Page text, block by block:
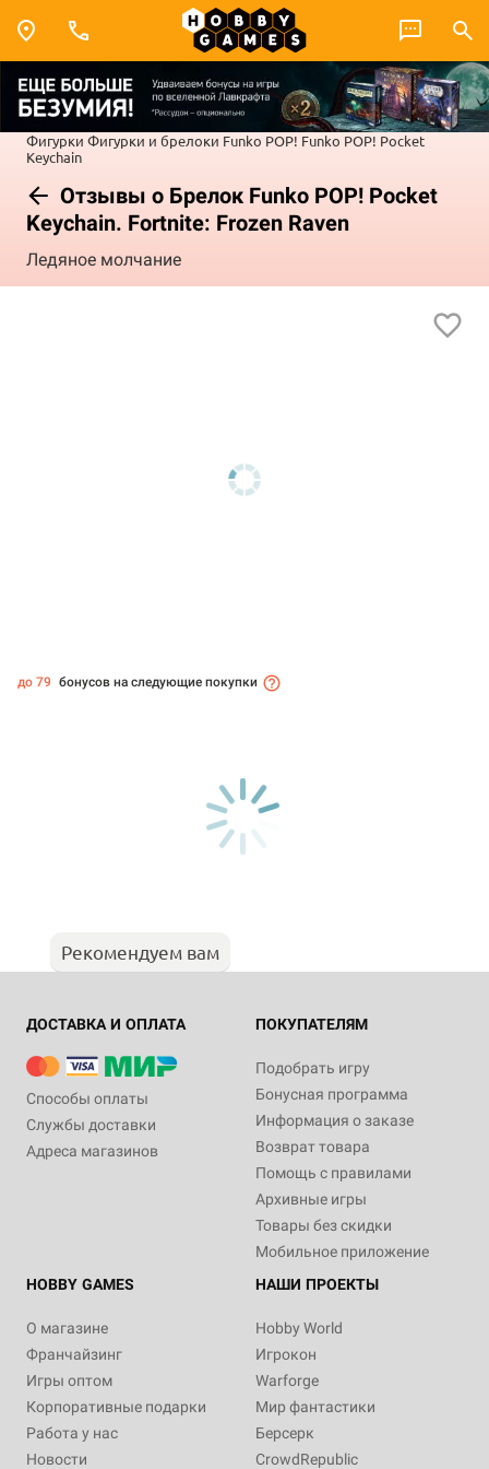
Фигурки Фигурки и брелоки Funko POP! Funko POP! Pocket
Keychain
Отзывы о Брелок Funko POP! Pocket
Keychain. Fortnite: Frozen Raven
Ледяное молчание
до 79 бонусов на следующие покупки
Рекомендуем вам
ДОСТАВКА И ОПЛАТА
Способы оплаты
Службы доставки
Адреса магазинов
ПОКУПАТЕЛЯМ
Подобрать игру
Бонусная программа
Информация о заказе
Возврат товара
Помощь с правилами
Архивные игры
Товары без скидки
Мобильное приложение
HOBBY GAMES
О магазине
Франчайзинг
Игры оптом
Корпоративные подарки
Работа у нас
Новости
НАШИ ПРОЕКТЫ
Hobby World
Игрокон
Warforge
Мир фантастики
Берсерк
CrowdRepublic